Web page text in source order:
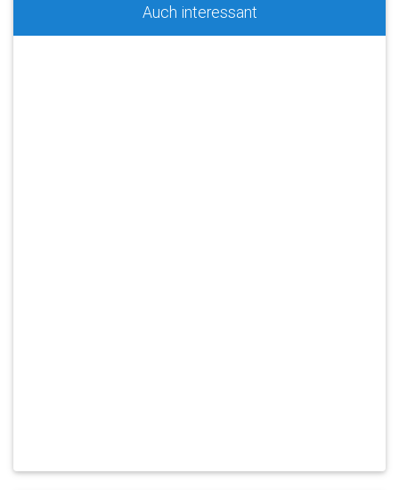
Auch interessant